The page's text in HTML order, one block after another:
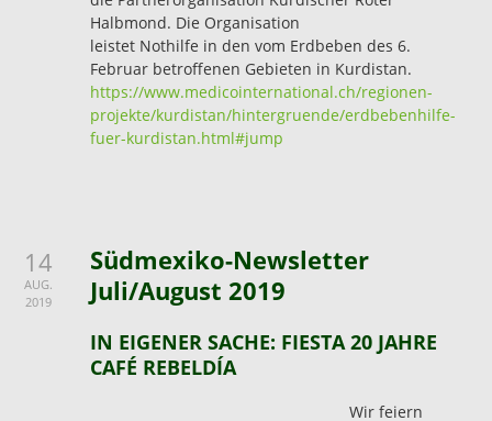
Halbmond. Die Organisation
leistet Nothilfe in den vom Erdbeben des 6.
Februar betroffenen Gebieten in Kurdistan.
https://www.medicointernational.ch/regionen-
projekte/kurdistan/hintergruende/erdbebenhilfe-
fuer-kurdistan.html#jump
14
AUG.
2019
Südmexiko-Newsletter
Juli/August 2019
IN EIGENER SACHE: FIESTA 20 JAHRE
CAFÉ REBELDÍA
Wir feiern